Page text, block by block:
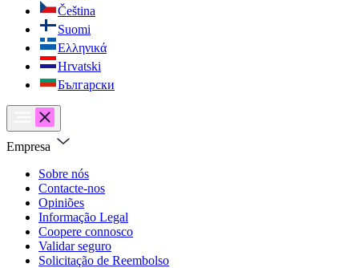
Čeština
Suomi
Ελληνικά
Hrvatski
Български
Empresa
Sobre nós
Contacte-nos
Opiniões
Informação Legal
Coopere connosco
Validar seguro
Solicitação de Reembolso